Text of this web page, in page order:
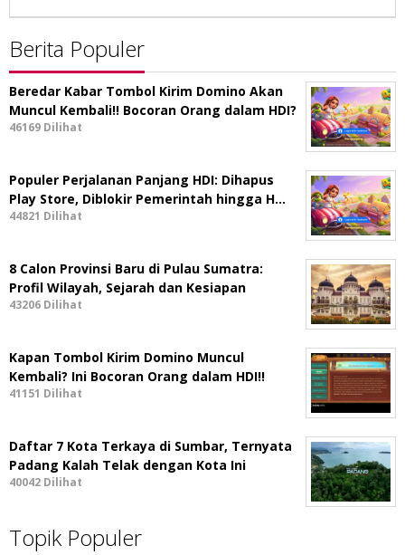
Redaksi
Berita Populer
Beredar Kabar Tombol Kirim Domino Akan
Muncul Kembali!! Bocoran Orang dalam HDI?
46169 Dilihat
Populer Perjalanan Panjang HDI: Dihapus
Play Store, Diblokir Pemerintah hingga H…
44821 Dilihat
8 Calon Provinsi Baru di Pulau Sumatra:
Profil Wilayah, Sejarah dan Kesiapan
43206 Dilihat
Kapan Tombol Kirim Domino Muncul
Kembali? Ini Bocoran Orang dalam HDI!!
41151 Dilihat
Daftar 7 Kota Terkaya di Sumbar, Ternyata
Padang Kalah Telak dengan Kota Ini
40042 Dilihat
Topik Populer